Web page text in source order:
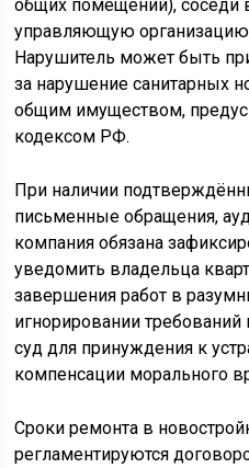
общих помещений), соседи
управляющую организацию
Нарушитель может быть
за нарушение санитарных
общим имуществом,
кодексом РФ.
При наличии
письменные обращения,
компания обязана
уведомить владельца
завершения работ в
игнорировании
суд для принуждения к
компенсации морального
Сроки ремонта в
регламентируются